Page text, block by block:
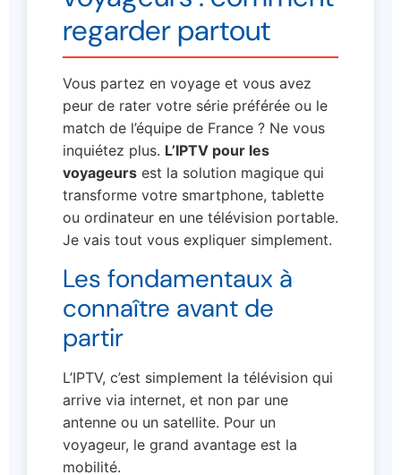
regarder partout
Vous partez en voyage et vous avez
peur de rater votre série préférée ou le
match de l’équipe de France ? Ne vous
inquiétez plus. L’IPTV pour les
voyageurs est la solution magique qui
transforme votre smartphone, tablette
ou ordinateur en une télévision portable.
Je vais tout vous expliquer simplement.
Les fondamentaux à
connaître avant de
partir
L’IPTV, c’est simplement la télévision qui
arrive via internet, et non par une
antenne ou un satellite. Pour un
voyageur, le grand avantage est la
mobilité.